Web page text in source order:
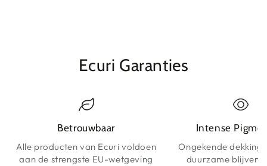
Ecuri Garanties
Betrouwbaar
Alle producten van Ecuri voldoen
aan de strengste EU-wetgeving
Intense
Ongekende dekking
duurzame